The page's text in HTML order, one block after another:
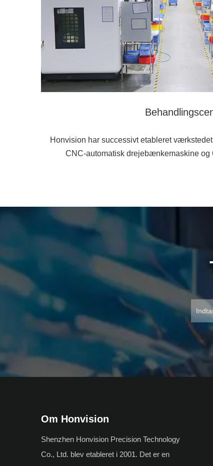
Honvision har successivt etableret
CNC-automatisk drejebænkemaskine og
Om Honvision
Shenzhen Honvision Precision Technology
Co., Ltd. blev etableret i 2001. Det er en